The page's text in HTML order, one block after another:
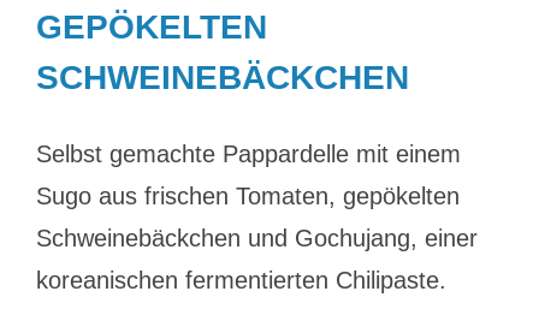
GEPÖKELTEN
SCHWEINEBÄCKCHEN
Selbst gemachte Pappardelle mit einem
Sugo aus frischen Tomaten, gepökelten
Schweinebäckchen und Gochujang, einer
koreanischen fermentierten Chilipaste.